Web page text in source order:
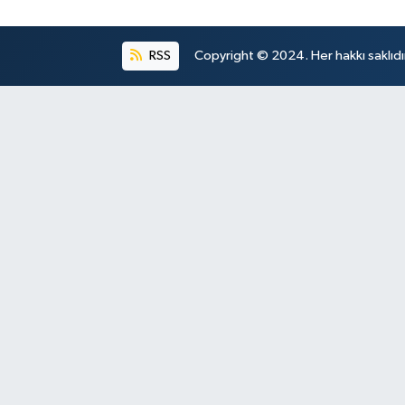
RSS Copyright © 2024. Her hakkı